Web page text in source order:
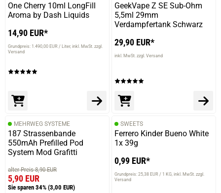
One Cherry 10ml LongFill
Aroma by Dash Liquids
14,90 EUR*
Grundpreis: 1.490,00 EUR / Liter inkl. MwSt. zzgl.
Versand
GeekVape Z SE Sub-Ohm
5,5ml 29mm
Verdampfertank Schwarz
29,90 EUR*
inkl. MwSt. zzgl. Versand
MEHRWEG SYSTEME
187 Strassenbande
550mAh Prefilled Pod
System Mod Grafitti
alter Preis 8,90 EUR
5,90 EUR
Sie sparen 34% (3,00 EUR)
SWEETS
Ferrero Kinder Bueno White
1x 39g
0,99 EUR*
Grundpreis: 25,38 EUR / 1 KG inkl. MwSt. zzgl.
Versand